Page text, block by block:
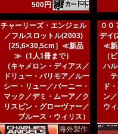
500円
チャーリーズ・エンジェル
／フルスロットル(2003)
［25,6×30,5cm］≪新品
≫（1人1冊まで）
（キャメロン・ディアス／
ドリュー・バリモア／ルー
シー・リュー／バーニー・
マック／デミ・ムーア／ク
リスピン・グローヴァー／
ブルース・ウィリス）
海外製作
００
デイ
≪新
（
ハ
ド
ン
ウ